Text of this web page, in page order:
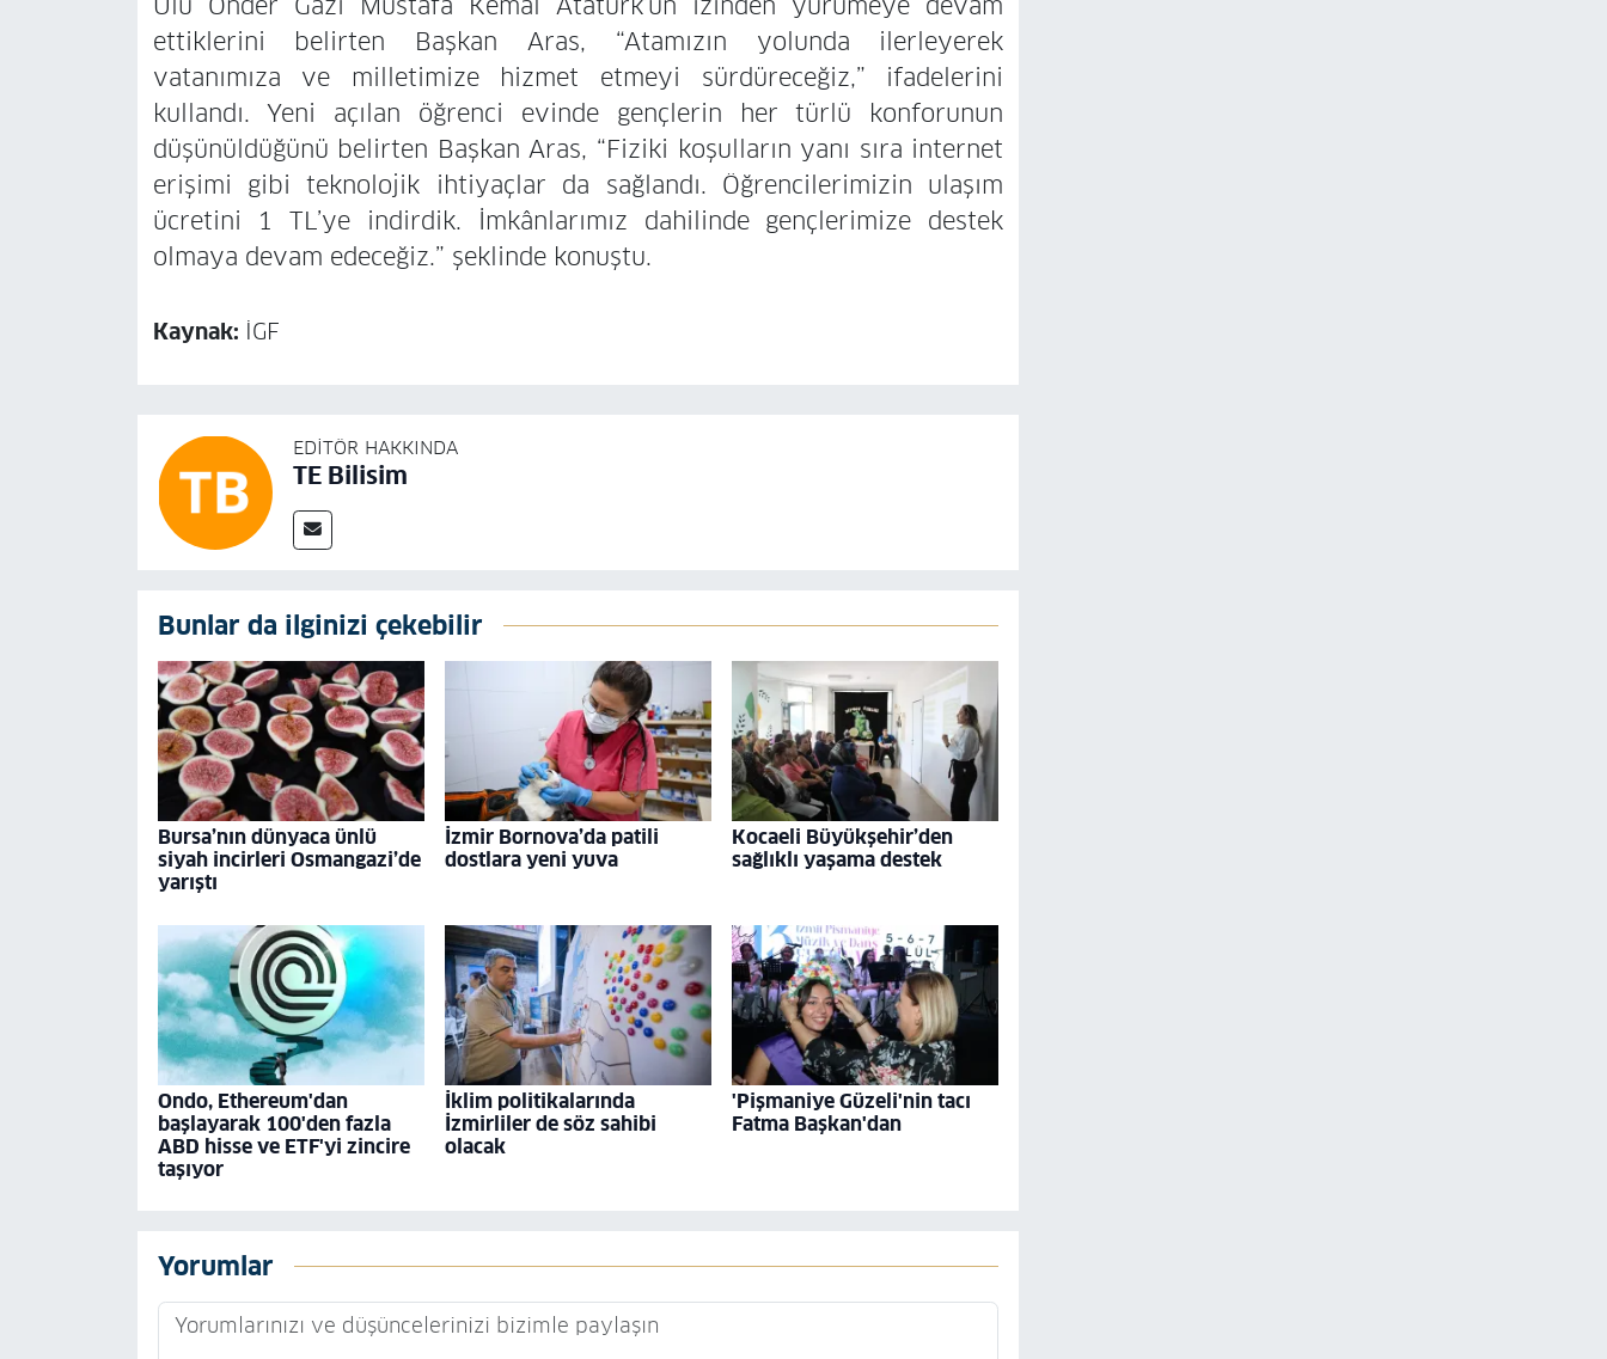
ettiklerini belirten Başkan Aras, “Atamızın yolunda ilerleyerek
vatanımıza ve milletimize hizmet etmeyi sürdüreceğiz,” ifadelerini
kullandı. Yeni açılan öğrenci evinde gençlerin her türlü konforunun
düşünüldüğünü belirten Başkan Aras, “Fiziki koşulların yanı sıra internet
erişimi gibi teknolojik ihtiyaçlar da sağlandı. Öğrencilerimizin ulaşım
ücretini 1 TL’ye indirdik. İmkânlarımız dahilinde gençlerimize destek
olmaya devam edeceğiz.” şeklinde konuştu.
Kaynak: İGF
EDITÖR HAKKINDA
TE Bilisim
Bunlar da ilginizi çekebilir
Bursa’nın dünyaca ünlü
siyah incirleri Osmangazi’de
yarıştı
İzmir Bornova’da patili
dostlara yeni yuva
Kocaeli Büyükşehir’den
sağlıklı yaşama destek
Ondo, Ethereum'dan
başlayarak 100'den fazla
ABD hisse ve ETF'yi zincire
taşıyor
İklim politikalarında
İzmirliler de söz sahibi
olacak
'Pişmaniye Güzeli'nin tacı
Fatma Başkan'dan
Yorumlar